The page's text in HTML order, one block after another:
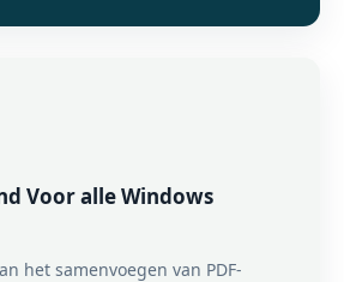
Voor alle Windows
het samenvoegen van PDF-